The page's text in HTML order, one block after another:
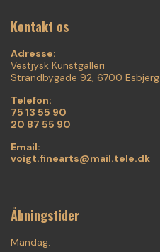
Kontakt os
Adresse:
Vestjysk Kunstgalleri
Strandbygade 92, 6700 Esbjerg
Telefon:
75 13 55 90
20 87 55 90
Email:
voigt.finearts@mail.tele.dk
Åbningstider
Mandag: